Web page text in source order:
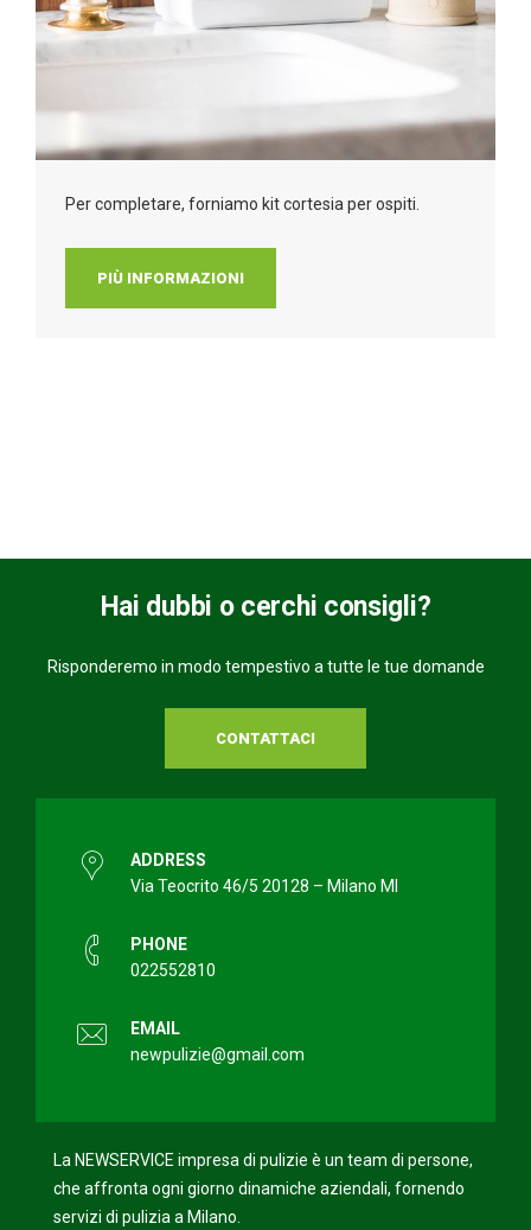
Per completare, forniamo kit cortesia per ospiti.
PIÙ INFORMAZIONI
Hai dubbi o cerchi consigli?
Risponderemo in modo tempestivo a tutte le tue domande
CONTATTACI
ADDRESS
Via Teocrito 46/5 20128 – Milano MI
PHONE
022552810
EMAIL
newpulizie@gmail.com
La NEWSERVICE impresa di pulizie è un team di persone,
che affronta ogni giorno dinamiche aziendali, fornendo
servizi di pulizia a Milano.